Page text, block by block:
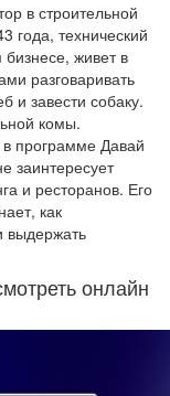
в строительной
технический
бизнесе, живет в
разговаривать
и завести собаку.
комы.
в программе Давай
заинтересует
и ресторанов. Его
как
выдержать
онлайн